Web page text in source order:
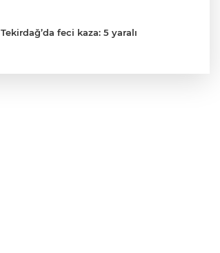
Tekirdağ’da feci kaza: 5 yaralı